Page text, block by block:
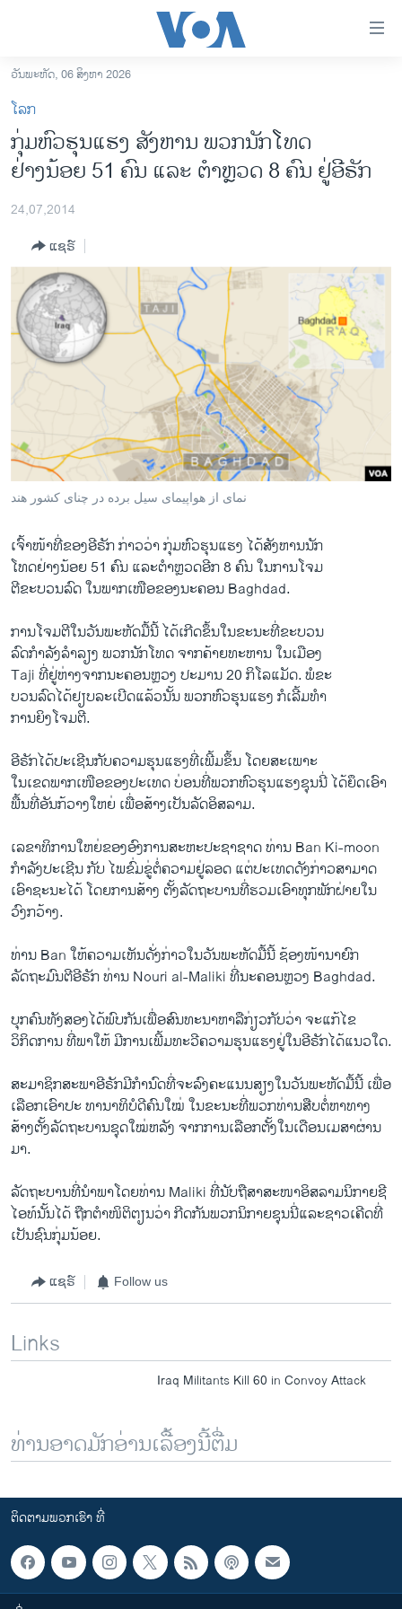
ເຂົ້າ
ຫາ
ຂ້າມ
ຂ້າມ
ຂ້າມ
ຫາ
ລາວ
ອາເມຣິກາ
ການເລືອກຕັ້ງ ປະທານາທີບໍດີ ສະຫະລັດ 2024
ຂ່າວ​ຈີນ
ໂລກ
ເອເຊຍ
ອິດສະຫຼະພາບດ້ານການຂ່າວ
ຊີວິດຊາວລາວ
ຊຸມຊົນຊາວລາວ
ວິທະຍາສາດ-ເທັກໂນໂລຈີ
ທຸລະກິດ
ພາສາອັງກິດ
ສຽງ
ລາຍການກະຈາຍສຽງ
ຕິດຕາມພວກເຮົາ ທີ່
ພາສາຕ່າງໆ
ວັນພະຫັດ, 06 ສິງຫາ 2026
ໂລກ
ກຸ່ມ​​ຫົວ​ຮຸນ​ແຮງ ສັງຫານ ພວກນັກ​ໂທດ
ຢ່າງນ້ອຍ​ 51 ຄົນ ແລະ ຕຳຫຼວດ 8 ຄົນ ຢູ່ອີຣັກ
24,07,2014
ແຊຣ໌
نمای از هواپیمای سیل برده در چنای کشور هند
ເຈົ້າ​ໜ້າ​ທີ່​ຂອງ​ອີຣັກ ​ກ່າວ​ວ່າ ກຸ່ມຫົວ​ຮຸນ​ແຮງ ​ໄດ້​ສັງຫານ​ນັກ
​ໂທດຢ່າງ​ນ້ອຍ 51 ຄົນ ​ແລະ​ຕຳຫຼວດອີກ 8 ຄົນ ​ໃນ​ການ​ໂຈມ
​ຕີຂະ​ບວນລົດ ​ໃນ​ພາກ​ເໜືອ​ຂອງນະຄອນ​ Baghdad.
ການ​ໂຈມ​ຕີໃນ​ວັນ​ພະຫັດ​ມື້​ນີ້ ​ໄດ້​ເກີດ​ຂຶ້ນ​ໃນ​ຂະນະ​ທີ່​ຂະບວນ
ລົດ​ກຳລັງ​ລຳລຽງ ພວກນັກ​ໂທດ ຈາກ​ຄ້າຍ​ທະຫານ ​ໃນ​ເມື​ອງ
Taji ທີ່ຢູ່​ຫ່າງ​ຈາກ​ນະຄອນ​ຫຼວງ ປະມານ 20 ກິ​ໂລ​ແມັດ. ພໍຂະ
​ບວນລົດ​ໄດ້​ຢຽບ​ລະ​ເບີດ​ແລ້ວ​ນັ້ນ ພວກ​ຫົວ​ຮຸນ​ແຮງ ກໍ​ເລີ້ມທຳ​
ການ​ຍິງ​ໂຈ​ມຕີ​.
ອີຣັກ​ໄດ້​ປະ​ເຊີນ​ກັບ​ຄວາມ​ຮຸນ​ແຮງທີ່ເພີ້ມຂຶ້ນ ​ໂດຍ​ສະ​ເພາະ ​
ໃນ​ເຂດພາກ​ເໜືອຂອງປະເທດ ບ່ອນ​ທີ່ພວກ​ຫົວ​ຮຸນ​ແຮງ​ຊຸນ​ນີ່ ​ໄດ້​ຍຶດ​ເອົາ
ພື້ນທີ່ອັນ​ກ້ວາງ​ໃຫຍ່ ເພື່ອ​ສ້າງ​ເປັນ​ລັດ​ອິສລາມ.
​ເລຂາທິການ​ໃຫຍ່​ຂອງ​ອົງການ​ສະຫະ​ປະຊາ​ຊາດ ທ່ານ Ban Ki-moon ​
ກຳລັງປະເຊີນ ກັບ ໄພຂົ່ມຂູ່ຕໍ່ຄວາມຢູ່ລອດ ແຕ່ປະເທດດັງກ່າວສາມາດ
ເອົາຊະນະໄດ້ ໂດຍການສ້າງ ຕັ້ງລັດຖະບານທີ່ຮວມເອົາທຸກພັກຝ່າຍໃນ
ວົງກວ້າງ.
ທ່ານ Ban ໃຫ້ຄວາມເຫັນດັ່ງກ່າວໃນວັນພະຫັດມື້ນີ້ ຊ້ອງໜ້ານາຍົກ
ລັດຖະມົນຕີອີຣັກ ທ່ານ Nouri al-Maliki ທີ່ນະຄອນຫຼວງ Baghdad.
ບຸກຄົນທັງສອງໄດ້ພົບກັນເພື່ອສົນທະນາຫາລືກ່ຽວກັບວ່າ ຈະແກ້ໄຂ
ວິກິດການ ທີ່ພາໃຫ້ ມີການເພີ້ມທະວີຄວາມຮຸນແຮງຢູ່ໃນອີຣັກໄດ້ແນວໃດ.
ສະມາຊິກສະພາອີຣັກມີກຳນົດທີ່ຈະລົງຄະແນນສຽງໃນວັນພະຫັດມື້ນີ້ ເພື່ອ
ເລືອກເອົາປະ ທານາທິບໍດີຄົນໃໝ່ ໃນຂະນະທີ່ພວກທ່ານສືບຕໍ່ຫາທາງ
ສ້າງຕັ້ງລັດຖະບານຊຸດໃໝ່ຫລັງ ຈາກການເລືອກຕັ້ງໃນເດືອນເມສາຜ່ານ
ມາ.
ລັດຖະບານທີ່ນຳພາໂດຍທ່ານ Maliki ທີ່ນັບຖືສາສະໜາອິສລາມນິກາຍຊີ
ໄອທ໌ນັ້ນໄດ້ ຖືກຕຳໜິຕິຕຽນວ່າ ກີດກັນພວກນິກາຍຊຸນນີ່ແລະຊາວເຄີດທີ່
ເປັນຊົນກຸ່ມນ້ອຍ.
ແຊຣ໌ Follow us
Links
Iraq Militants Kill 60 in Convoy Attack
ທ່ານອາດມັກອ່ານເລື້ອງນີ້ຕື່ມ
ຕິດຕາມພວກເຮົາ ທີ່